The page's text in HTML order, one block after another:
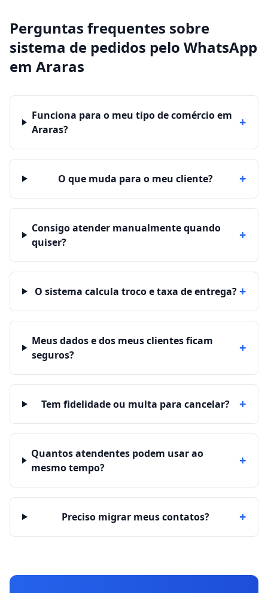
Perguntas frequentes sobre
sistema de pedidos pelo WhatsApp
em Araras
Funciona para o meu tipo de comércio em
Araras?
+
O que muda para o meu cliente? +
Consigo atender manualmente quando
quiser?
+
O sistema calcula troco e taxa de entrega?+
Meus dados e dos meus clientes ficam
seguros?
+
Tem fidelidade ou multa para cancelar? +
Quantos atendentes podem usar ao
mesmo tempo?
+
Preciso migrar meus contatos? +